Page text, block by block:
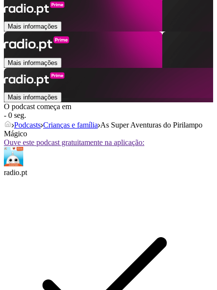
Mais informações
Mais informações
Mais informações
O podcast começa em
- 0 seg.
Podcasts Crianças e família As Super Aventuras do Pirilampo
Mágico
Ouve este podcast gratuitamente na aplicação:
radio.pt